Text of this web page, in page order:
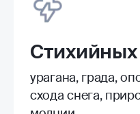
урагана, града,
схода снега,